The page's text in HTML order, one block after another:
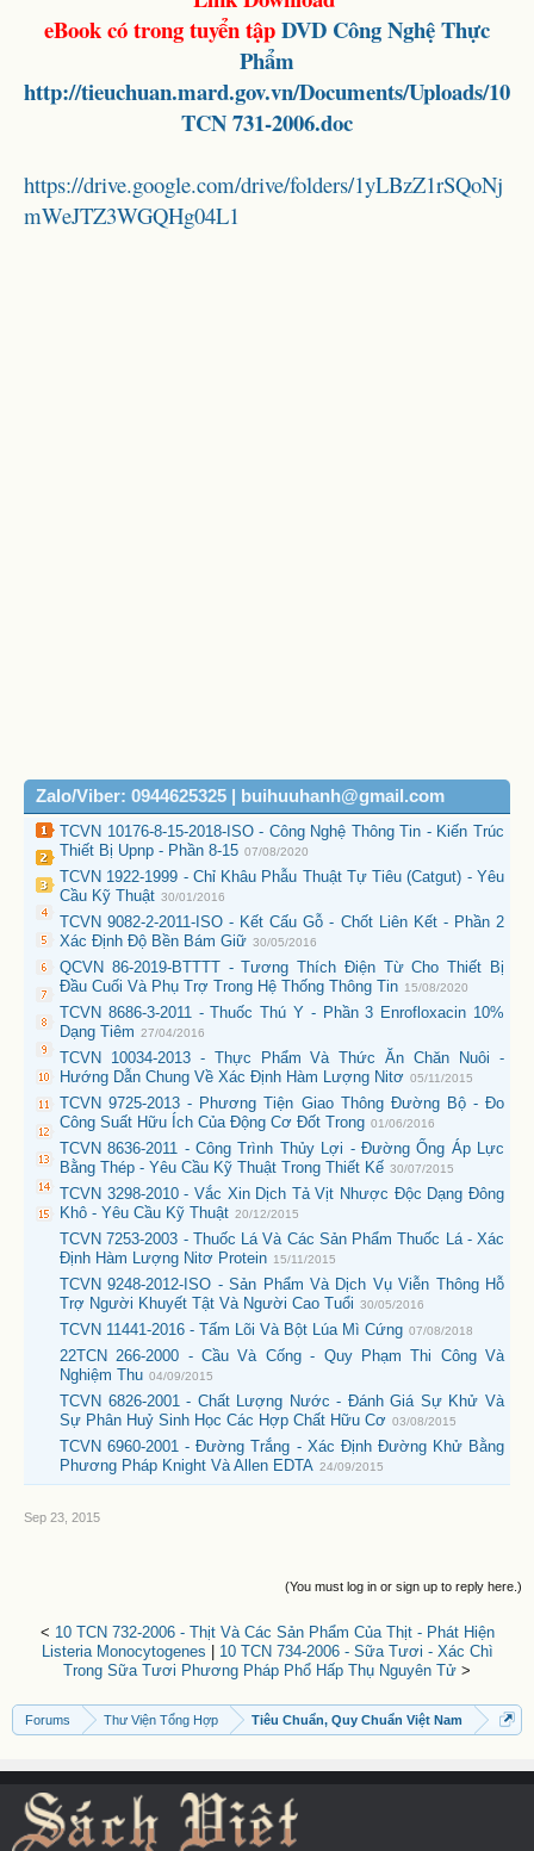
eBook có trong tuyển tậpDVD Công Nghệ Thực
Phẩm
http://tieuchuan.mard.gov.vn/Documents/Uploads/10
TCN 731-2006.doc
https://drive.google.com/drive/folders/1yLBzZ1rSQoNj
mWeJTZ3WGQHg04L1
Zalo/Viber: 0944625325 | buihuuhanh@gmail.com
TCVN 10176-8-15-2018-ISO - Công Nghệ Thông Tin - Kiến Trúc
Thiết Bị Upnp - Phần 8-15 07/08/2020
TCVN 1922-1999 - Chỉ Khâu Phẫu Thuật Tự Tiêu (Catgut) - Yêu
Cầu Kỹ Thuật 30/01/2016
TCVN 9082-2-2011-ISO - Kết Cấu Gỗ - Chốt Liên Kết - Phần 2
Xác Định Độ Bền Bám Giữ 30/05/2016
QCVN 86-2019-BTTTT - Tương Thích Điện Từ Cho Thiết Bị
Đầu Cuối Và Phụ Trợ Trong Hệ Thống Thông Tin 15/08/2020
TCVN 8686-3-2011 - Thuốc Thú Y - Phần 3 Enrofloxacin 10%
Dạng Tiêm 27/04/2016
TCVN 10034-2013 - Thực Phẩm Và Thức Ăn Chăn Nuôi -
Hướng Dẫn Chung Về Xác Định Hàm Lượng Nitơ 05/11/2015
TCVN 9725-2013 - Phương Tiện Giao Thông Đường Bộ - Đo
Công Suất Hữu Ích Của Động Cơ Đốt Trong 01/06/2016
TCVN 8636-2011 - Công Trình Thủy Lợi - Đường Ống Áp Lực
Bằng Thép - Yêu Cầu Kỹ Thuật Trong Thiết Kế 30/07/2015
TCVN 3298-2010 - Vắc Xin Dịch Tả Vịt Nhược Độc Dạng Đông
Khô - Yêu Cầu Kỹ Thuật 20/12/2015
TCVN 7253-2003 - Thuốc Lá Và Các Sản Phẩm Thuốc Lá - Xác
Định Hàm Lượng Nitơ Protein 15/11/2015
TCVN 9248-2012-ISO - Sản Phẩm Và Dịch Vụ Viễn Thông Hỗ
Trợ Người Khuyết Tật Và Người Cao Tuổi 30/05/2016
TCVN 11441-2016 - Tấm Lõi Và Bột Lúa Mì Cứng 07/08/2018
22TCN 266-2000 - Cầu Và Cống - Quy Phạm Thi Công Và
Nghiệm Thu 04/09/2015
TCVN 6826-2001 - Chất Lượng Nước - Đánh Giá Sự Khử Và
Sự Phân Huỷ Sinh Học Các Hợp Chất Hữu Cơ 03/08/2015
TCVN 6960-2001 - Đường Trắng - Xác Định Đường Khử Bằng
Phương Pháp Knight Và Allen EDTA 24/09/2015
Sep 23, 2015
(You must log in or sign up to reply here.)
< 10 TCN 732-2006 - Thịt Và Các Sản Phẩm Của Thịt - Phát Hiện
Listeria Monocytogenes
10 TCN 734-2006 - Sữa Tươi - Xác Chì
Trong Sữa Tươi Phương Pháp Phổ Hấp Thụ Nguyên Tử >
Forums Thư Viện Tổng Hợp Tiêu Chuẩn, Quy Chuẩn Việt Nam